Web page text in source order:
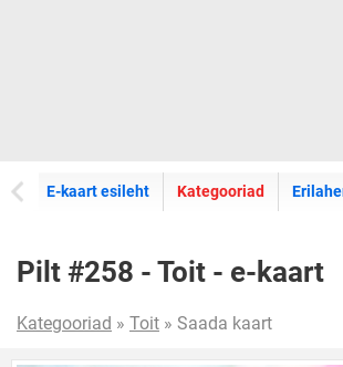
E-kaart esileht E-kaartide
Kategooriad
Pilt #258 - Toit - e-kaart
Kategooriad » Toit » Saada kaart